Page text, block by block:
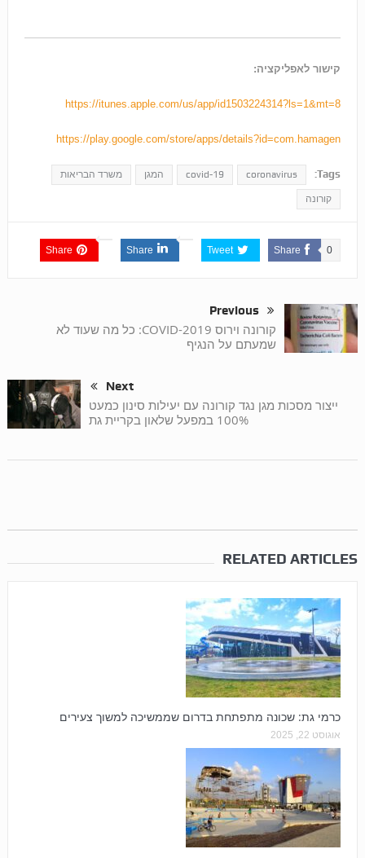
קישור לאפליקציה:
https://itunes.apple.com/us/app/id1503224314?ls=1&mt=8
https://play.google.com/store/apps/details?id=com.hamagen
Tags:
coronavirus
covid-19 המגן משרד הבריאות
קורונה
Share 0
Tweet
Share
Share
Previous
קורונה וירוס COVID-2019: כל מה שעוד לא
שמעתם על הנגיף
Next
ייצור מסכות מגן נגד קורונה עם יעילות סינון כמעט
100% במפעל שלאון בקריית גת
RELATED ARTICLES
כרמי גת: שכונה מתפתחת בדרום שממשיכה למשוך צעירים
אוגוסט 22, 2025